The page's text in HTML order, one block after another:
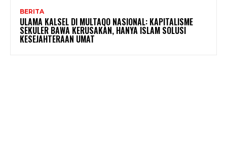
BERITA
ULAMA KALSEL DI MULTAQO NASIONAL: KAPITALISME
SEKULER BAWA KERUSAKAN, HANYA ISLAM SOLUSI
KESEJAHTERAAN UMAT